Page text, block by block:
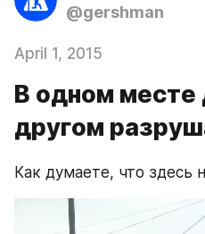
@gershman
April 1, 2015
В одном месте
другом
Как думаете, что здесь